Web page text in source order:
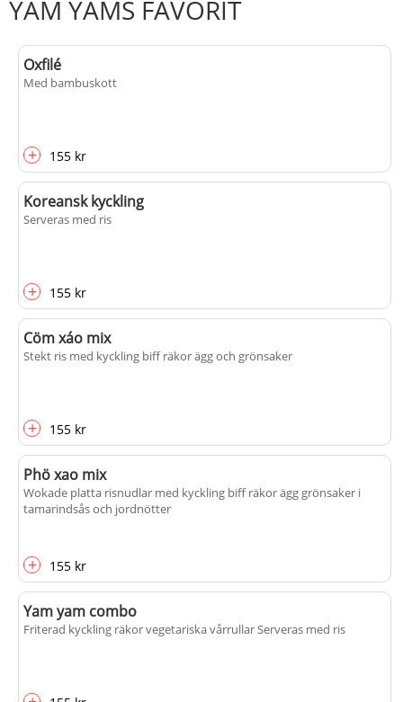
YAM YAMS FAVORIT
Oxfilé
Med bambuskott
+ 155 kr
Koreansk kyckling
Serveras med ris
+ 155 kr
Cöm xáo mix
Stekt ris med kyckling biff räkor ägg och grönsaker
+ 155 kr
Phö xao mix
Wokade platta risnudlar med kyckling biff räkor ägg grönsaker i
tamarindsås och jordnötter
+ 155 kr
Yam yam combo
Friterad kyckling räkor vegetariska vårrullar Serveras med ris